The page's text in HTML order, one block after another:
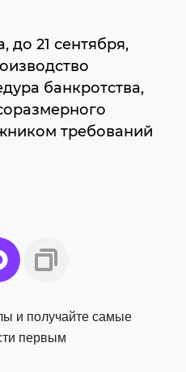
до 21 сентября,
банкротства,
требований
и получайте самые
первым